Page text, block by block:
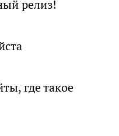
релиз!
где такое